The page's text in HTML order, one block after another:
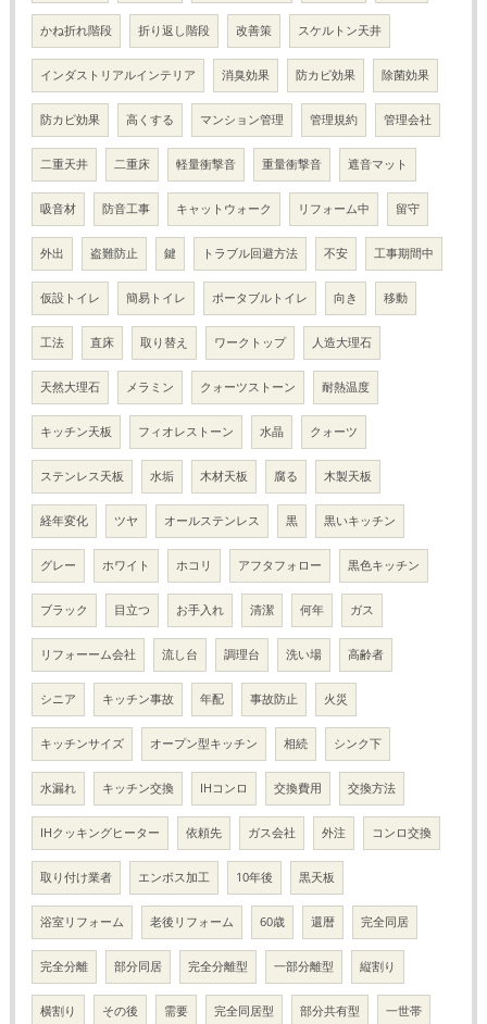
かね折れ階段 折り返し階段 改善策 スケルトン天井
インダストリアルインテリア 消臭効果 防カビ効果 除菌効果
防カビ効果 高くする マンション管理 管理規約 管理会社
二重天井 二重床 軽量衝撃音 重量衝撃音 遮音マット
吸音材 防音工事 キャットウォーク リフォーム中 留守
外出 盗難防止 鍵 トラブル回避方法 不安 工事期間中
仮設トイレ 簡易トイレ ポータブルトイレ 向き 移動
工法 直床 取り替え ワークトップ 人造大理石
天然大理石 メラミン クォーツストーン 耐熱温度
キッチン天板 フィオレストーン 水晶 クォーツ
ステンレス天板 水垢 木材天板 腐る 木製天板
経年変化 ツヤ オールステンレス 黒 黒いキッチン
グレー ホワイト ホコリ アフタフォロー 黒色キッチン
ブラック 目立つ お手入れ 清潔 何年 ガス
リフォーーム会社 流し台 調理台 洗い場 高齢者
シニア キッチン事故 年配 事故防止 火災
キッチンサイズ オープン型キッチン 相続 シンク下
水漏れ キッチン交換 IHコンロ 交換費用 交換方法
IHクッキングヒーター 依頼先 ガス会社 外注 コンロ交換
取り付け業者 エンボス加工 10年後 黒天板
浴室リフォーム 老後リフォーム 60歳 還暦 完全同居
完全分離 部分同居 完全分離型 一部分離型 縦割り
横割り その後 需要 完全同居型 部分共有型 一世帯